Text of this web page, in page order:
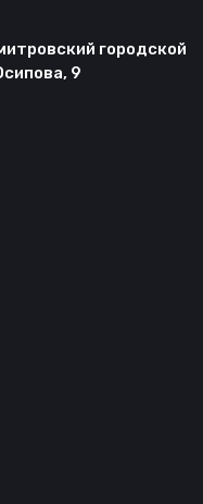
городской
9